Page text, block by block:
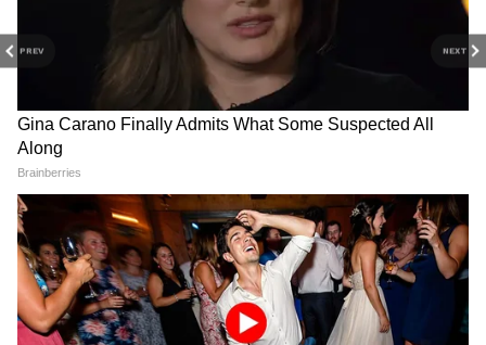
PREV NEXT
Related Articles
Suvendu Adhikari: বঙ্গ রাজনীতিতে শুভেন্দু
অধিকারীর উত্থান, TMC থেকে BJPতে গিয়েও থামেনি
সাফল্যের রথ